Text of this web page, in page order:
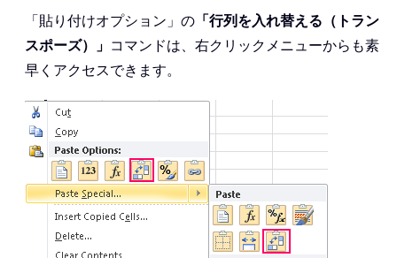
「貼り付けオプション」の 「行列を入れ替える（トラン
スポーズ）」 コマンドは、右クリックメニューからも素
早くアクセスできます。